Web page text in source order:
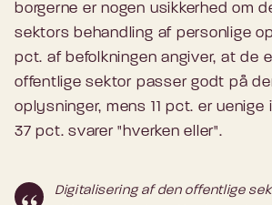
borgerne er nogen usikkerhed om
sektors behandling af personlige
pct. af befolkningen angiver, at de
offentlige sektor passer godt på
oplysninger, mens 11 pct. er
37 pct. svarer "hverken eller".
Digitalisering af den offentlige